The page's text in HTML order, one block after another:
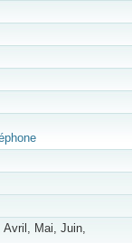
Avril, Mai, Juin,